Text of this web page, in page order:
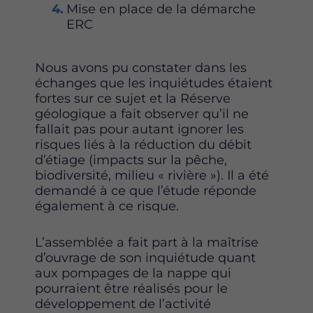
Mise en place de la démarche
ERC
Nous avons pu constater dans les
échanges que les inquiétudes étaient
fortes sur ce sujet et la Réserve
géologique a fait observer qu’il ne
fallait pas pour autant ignorer les
risques liés à la réduction du débit
d’étiage (impacts sur la pêche,
biodiversité, milieu « rivière »). Il a été
demandé à ce que l’étude réponde
également à ce risque.
L’assemblée a fait part à la maîtrise
d’ouvrage de son inquiétude quant
aux pompages de la nappe qui
pourraient être réalisés pour le
développement de l’activité